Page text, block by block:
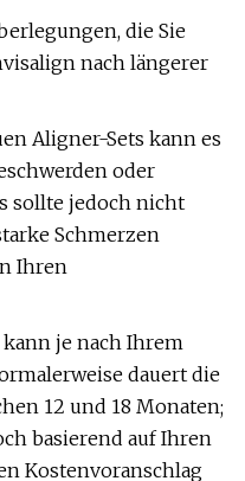
die Sie
nach längerer
Aligner-Sets kann es
oder
sollte jedoch nicht
Schmerzen
Ihren
je nach Ihrem
dauert die
12 und 18 Monaten;
basierend auf Ihren
Kostenvoranschlag